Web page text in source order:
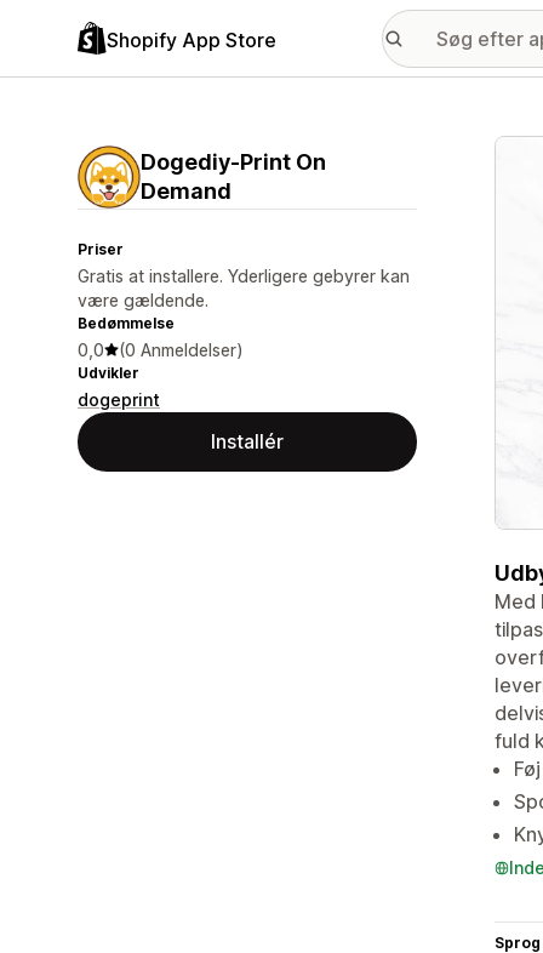
Shopify App Store
Dogediy‑Print On
Demand
Priser
Gratis at installere. Yderligere gebyrer kan
være gældende.
Bedømmelse
0,0 (0 Anmeldelser)
Udvikler
dogeprint
Installér
Med
fuld
Sprog